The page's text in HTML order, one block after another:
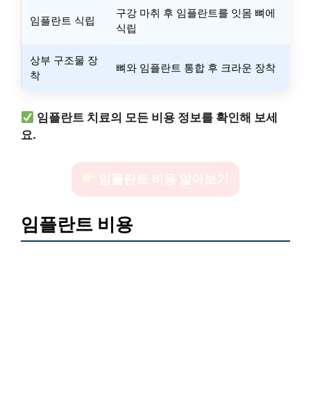
임플란트 식립
구강 마취 후 임플란트를 잇몸 뼈에
식립
상부 구조물 장
착
뼈와 임플란트 통합 후 크라운 장착
임플란트 치료의 모든 비용 정보를 확인해 보세
요.
임플란트 비용 알아보기
임플란트 비용